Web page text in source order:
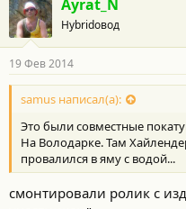
Ayrat_N
Hybridовод
19 Фев 2014
samus написал(а):
Это были совместные
На Володарке. Там
провалился в яму с водой...
смонтировали ролик с